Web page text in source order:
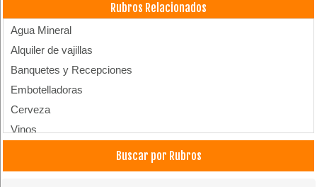
Rubros Relacionados
Agua Mineral
Alquiler de vajillas
Banquetes y Recepciones
Embotelladoras
Cerveza
Vinos
Buscar por Rubros